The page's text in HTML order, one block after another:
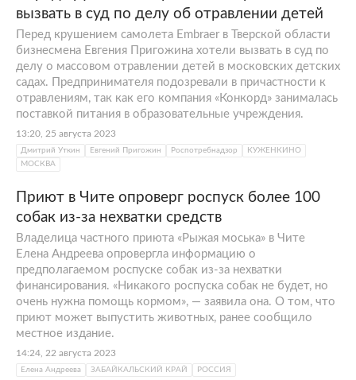
вызвать в суд по делу об отравлении детей
Перед крушением самолета Embraer в Тверской области
бизнесмена Евгения Пригожина хотели вызвать в суд по
делу о массовом отравлении детей в московских детских
садах. Предпринимателя подозревали в причастности к
отравлениям, так как его компания «Конкорд» занималась
поставкой питания в образовательные учреждения.
13:20, 25 августа 2023
Дмитрий Уткин Евгений Пригожин Роспотребнадзор
КУЖЕНКИНО
МОСКВА
Приют в Чите опроверг роспуск более 100
собак из-за нехватки средств
Владелица частного приюта «Рыжая моська» в Чите
Елена Андреева опровергла информацию о
предполагаемом роспуске собак из-за нехватки
финансирования. «Никакого роспуска собак не будет, но
очень нужна помощь кормом», — заявила она. О том, что
приют может выпустить животных, ранее сообщило
местное издание.
14:24, 22 августа 2023
Елена Андреева ЗАБАЙКАЛЬСКИЙ КРАЙ РОССИЯ